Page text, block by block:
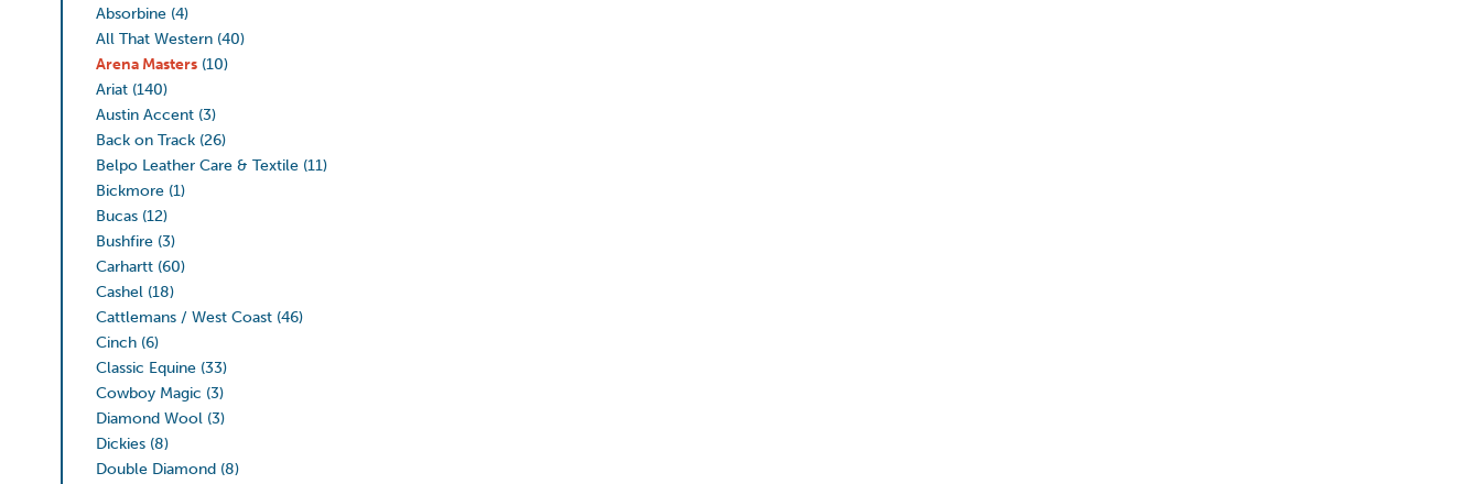
Absorbine (4)
All That Western (40)
Arena Masters (10)
Ariat (140)
Austin Accent (3)
Back on Track (26)
Belpo Leather Care & Textile (11)
Bickmore (1)
Bucas (12)
Bushfire (3)
Carhartt (60)
Cashel (18)
Cattlemans / West Coast (46)
Cinch (6)
Classic Equine (33)
Cowboy Magic (3)
Diamond Wool (3)
Dickies (8)
Double Diamond (8)